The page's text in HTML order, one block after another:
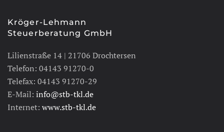
Kröger-Lehmann
Steuerberatung GmbH
Lilienstraße 14 | 21706 Drochtersen
Telefon: 04143 91270-0
Telefax: 04143 91270-29
E-Mail: info@stb-tkl.de
Internet: www.stb-tkl.de